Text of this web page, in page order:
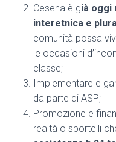
Cesena è già oggi
interetnica e
comunità possa
le occasioni
classe;
Implementare e
da parte di ASP;
Promozione e
realtà o sportelli